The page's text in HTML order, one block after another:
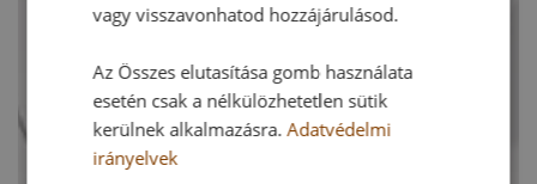
vagy visszavonhatod hozzájárulásod.
Az Összes elutasítása gomb használata
esetén csak a nélkülözhetetlen sütik
kerülnek alkalmazásra.Adatvédelmi
irányelvek